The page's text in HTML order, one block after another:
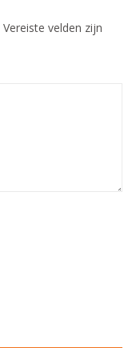
Vereiste velden zijn